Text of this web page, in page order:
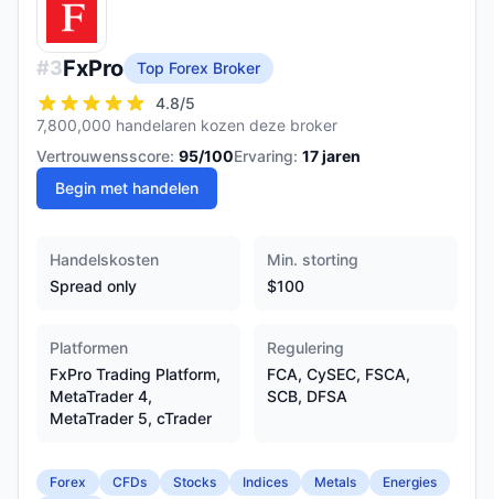
#3FxPro
Top Forex Broker
4.8/5
7,800,000 handelaren kozen deze broker
Vertrouwensscore: 95/100Ervaring: 17jaren
Begin met handelen
Handelskosten
Spread only
Min. storting
$100
Platformen
FxPro Trading Platform,
MetaTrader 4,
MetaTrader 5, cTrader
Regulering
FCA, CySEC, FSCA,
SCB, DFSA
Forex CFDs Stocks Indices Metals
Energies